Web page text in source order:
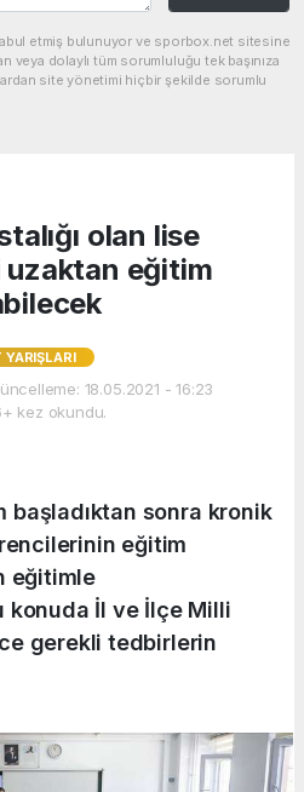
etmiş bulunuyor ve sporbox.net sitesine
veya dolaylı tüm sorumluluğu tek başınıza
site yönetimi hiçbir şekilde sorumlu
olan lise
eğitim
YARIŞLARI
18.05.2021 - 16:23
kez okundu.
başladıktan sonra kronik
eğitim
eğitimle
İl ve İlçe Milli
gerekli tedbirlerin